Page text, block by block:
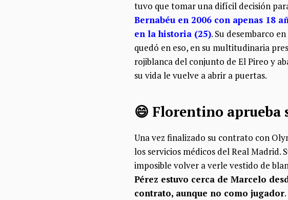
tuvo que tomar una difícil decisión
Bernabéu en 2006 con apenas 18
en la historia (25). Su desembarco
quedó en eso, en su multitudinaria
rojiblanca del conjunto de El Pireo y
su vida le vuelve a abrir a puertas.
😄 Florentino aprueba
Una vez finalizado su contrato con
los servicios médicos del Real Madrid.
imposible volver a verle vestido de
Pérez estuvo cerca de Marcelo
contrato, aunque no como jugador